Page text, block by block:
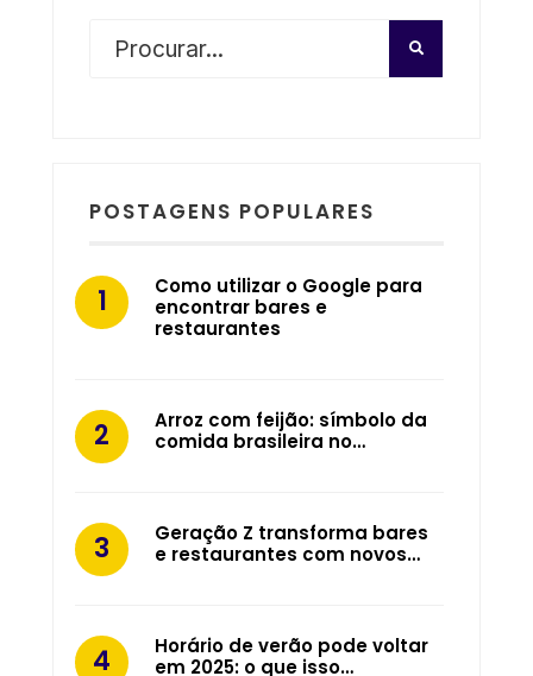
POSTAGENS POPULARES
Como utilizar o Google para
encontrar bares e
restaurantes
Arroz com feijão: símbolo da
comida brasileira no…
Geração Z transforma bares
e restaurantes com novos…
Horário de verão pode voltar
em 2025: o que isso…